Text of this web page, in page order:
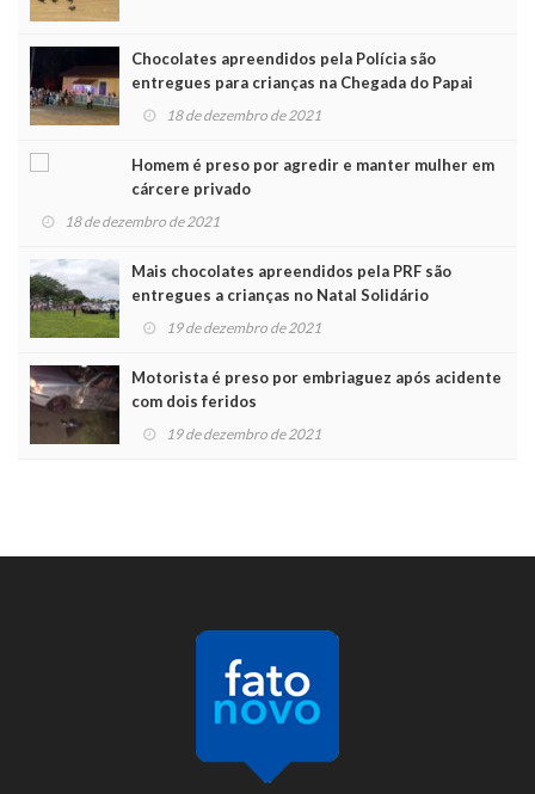
Chocolates apreendidos pela Polícia são
entregues para crianças na Chegada do Papai
Noel
18 de dezembro de 2021
Homem é preso por agredir e manter mulher em
cárcere privado
18 de dezembro de 2021
Mais chocolates apreendidos pela PRF são
entregues a crianças no Natal Solidário
19 de dezembro de 2021
Motorista é preso por embriaguez após acidente
com dois feridos
19 de dezembro de 2021